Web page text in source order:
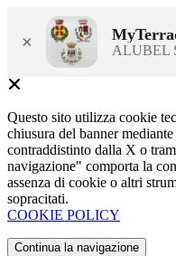
× ALUBEL
Questo sito utilizza cookie
chiusura del banner
contraddistinto dalla X o
navigazione" comporta la
assenza di cookie o altri
sopracitati.
COOKIE POLICY
Continua la navigazione